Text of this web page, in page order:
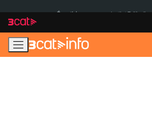
navegació
principal
contingut